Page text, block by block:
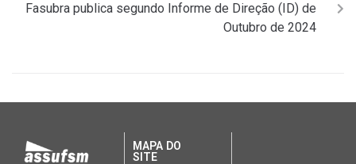
Fasubra publica segundo Informe de Direção (ID) de
Outubro de 2024
MAPA DO
SITE